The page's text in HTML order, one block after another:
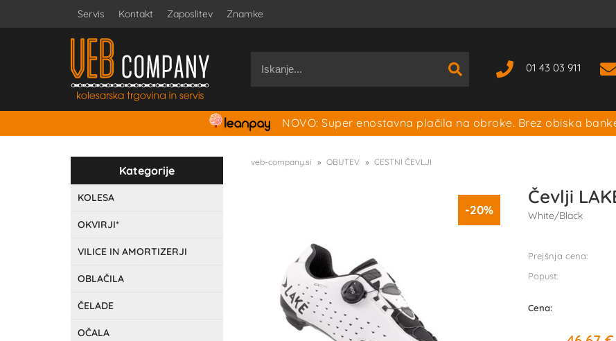
Servis Kontakt Zaposlitev Znamke
01 43 03 911
NOVO: Super enostavna plačila na obroke. Brez obiska
Kategorije
KOLESA
OKVIRJI*
VILICE IN AMORTIZERJI
OBLAČILA
ČELADE
OČALA
veb-company.si OBUTEV CESTNI ČEVLJI
Čevlji
White/Black
-20%
Prejšnja cena:
Popust:
Cena: